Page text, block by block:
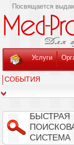
Посвящается
Услуги
СОБЫТИЯ
БЫСТРАЯ
СИСТЕМА